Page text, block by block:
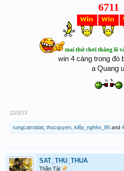
6711
mai thử chơi thằng lô
win 4 càng trong đó
a Quang
12/3/13
rungcatroidat thucquyen kiếp_nghèo_86 and
SAT_THU_THUA
Thần Tài